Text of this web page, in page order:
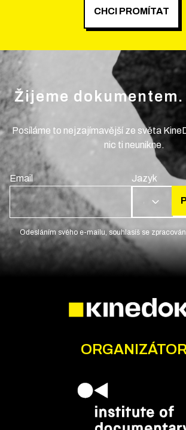
CHCI PROMÍTAT
Žijeme
Posíláme to nejzajímavější ze světa
nic ti neunikne.
Email Jazyk
CS
Odesláním svého e-mailu, souhlasíš se
ORGANIZÁTOR